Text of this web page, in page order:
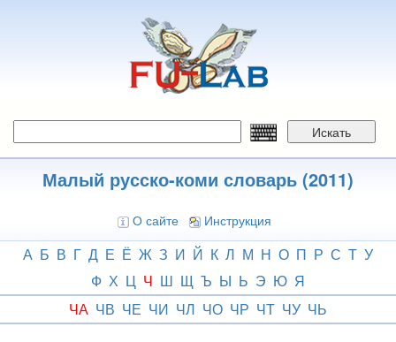
Искать
Малый русско-коми словарь (2011)
О сайте Инструкция
А Б В Г Д Е Ё Ж З И Й К Л М Н О П Р С Т У
Ф Х Ц Ч Ш Щ Ъ Ы Ь Э Ю Я
ЧА ЧВ ЧЕ ЧИ ЧЛ ЧО ЧР ЧТ ЧУ ЧЬ